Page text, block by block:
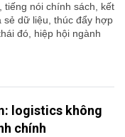
tiếng nói chính sách, kết
sẻ dữ liệu, thúc đẩy hợp
đó, hiệp hội ngành
logistics không
chính